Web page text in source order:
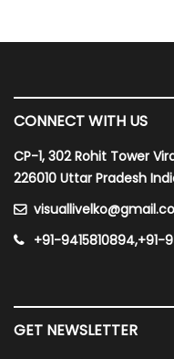
CONNECT WITH US
CP-1, 302 Rohit Tower
226010 Uttar Pradesh
+91-9415810894,+91-
GET NEWSLETTER